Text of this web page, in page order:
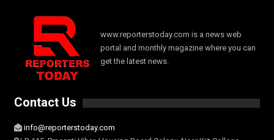
www.reporterstoday.com is a news web
portal and monthly magazine where you can
get the latest news.
Contact Us
info@reporterstoday.com